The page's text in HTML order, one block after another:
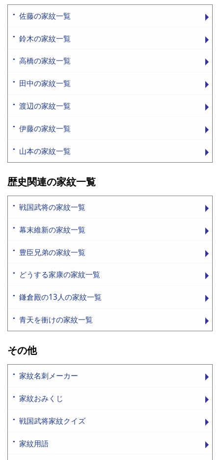
佐藤の家紋一覧
鈴木の家紋一覧
高橋の家紋一覧
田中の家紋一覧
渡辺の家紋一覧
伊藤の家紋一覧
山本の家紋一覧
歴史関連の家紋一覧
戦国武将の家紋一覧
幕末維新の家紋一覧
豊臣兄弟の家紋一覧
どうする家康の家紋一覧
鎌倉殿の13人の家紋一覧
青天を衝けの家紋一覧
その他
家紋名刺メーカー
家紋おみくじ
戦国武将家紋クイズ
家紋用語